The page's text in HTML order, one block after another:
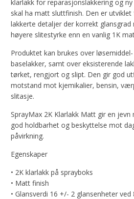
klarlakk for reparasjonslakkering og
skal ha matt sluttfinish. Den er
lakkerte detaljer der korrekt
høyere slitestyrke enn en vanlig 1K
Produktet kan brukes over
baselakker, samt over eksisterende
tørket, rengjort og slipt. Den gir god
motstand mot kjemikalier, bensin,
slitasje.
SprayMax 2K Klarlakk Matt gir en
god holdbarhet og beskyttelse mot
påvirkning.
Egenskaper
• 2K klarlakk på sprayboks
• Matt finish
• Glansverdi 16 +/- 2 glansenheter ved